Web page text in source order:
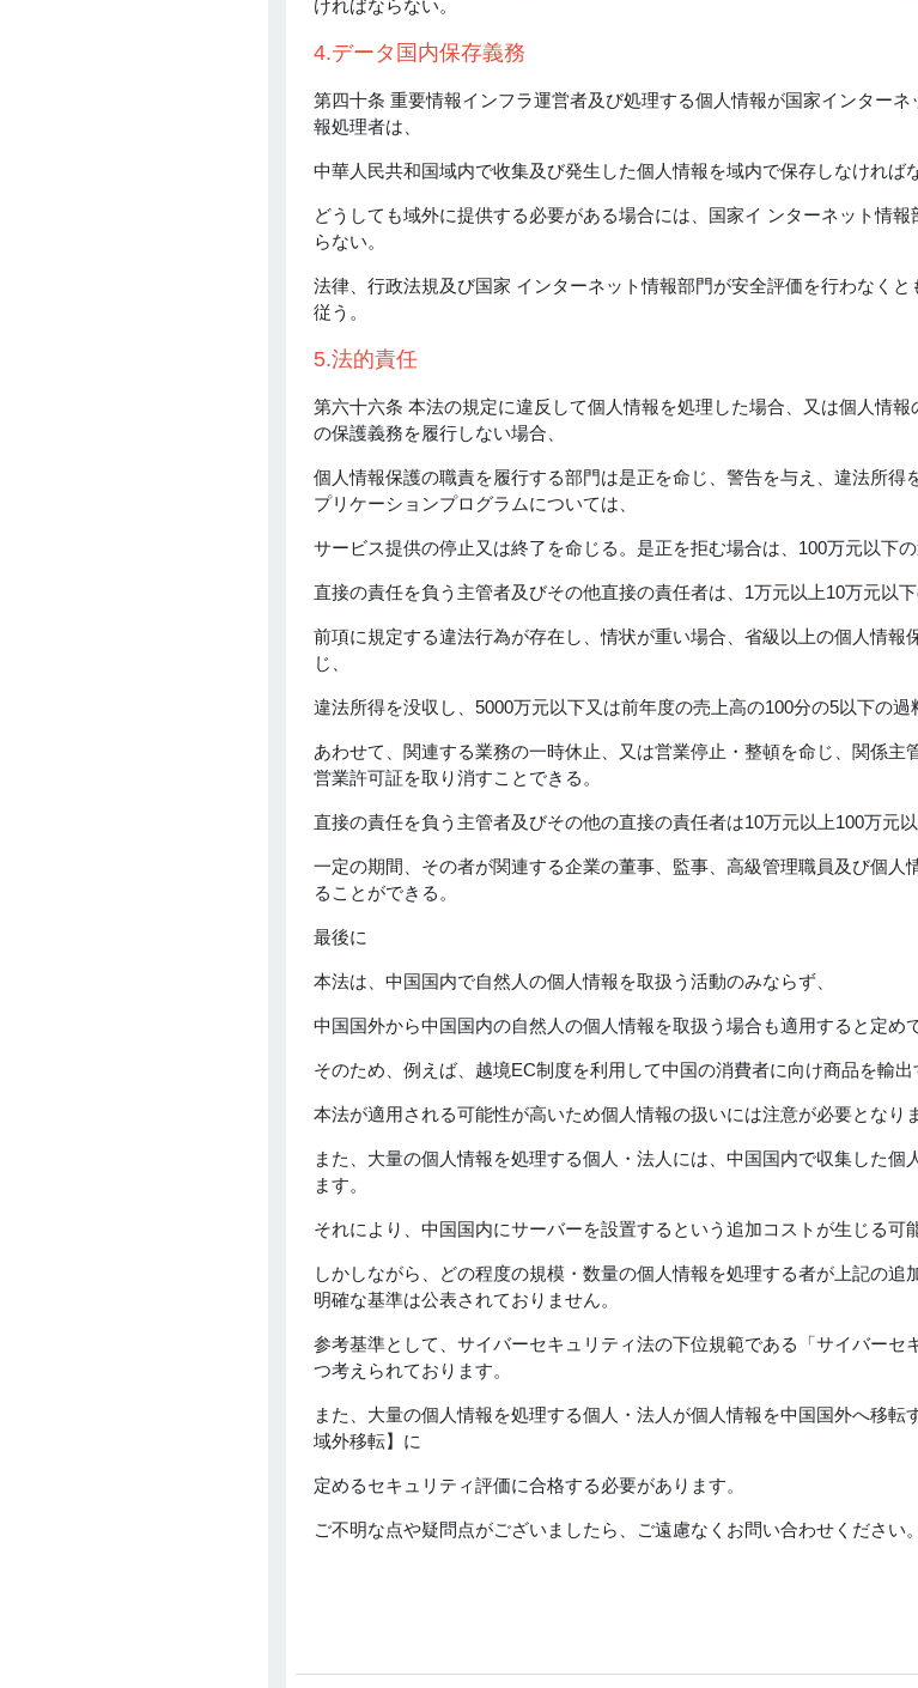
ければならない。
4.データ国内保存義務
第四十条 重要情報インフラ運営者及び処理する個人情報が国家インター
報処理者は、
中華人民共和国域内で收集及び発生した個人情報を域内で保存しなければ
どうしても域外に提供する必要がある場合には、国家イ ンターネット情
らない。
法律、行政法規及び国家 インターネット情報部門が安全評価を行わなく
従う。
5.法的責任
第六十六条 本法の規定に違反して個人情報を処理した場合、又は個人情
の保護義務を履行しない場合、
個人情報保護の職責を履行する部門は是正を命じ、警告を与え、違法所得
プリケーションプログラムについては、
サービス提供の停止又は終了を命じる。是正を拒む場合は、100万元以下の
直接の責任を負う主管者及びその他直接の責任者は、1万元以上10万元以下
前項に規定する違法行為が存在し、情状が重い場合、省級以上の個人情報
じ、
違法所得を没収し、5000万元以下又は前年度の売上高の100分の5以下の過
あわせて、関連する業務の一時休止、又は営業停止・整頓を命じ、関係主
営業許可証を取り消すことできる。
直接の責任を負う主管者及びその他の直接の責任者は10万元以上100万元
一定の期間、その者が関連する企業の董事、監事、高級管理職員及び個人
ることができる。
最後に
本法は、中国国内で自然人の個人情報を取扱う活動のみならず、
中国国外から中国国内の自然人の個人情報を取扱う場合も適用すると定め
そのため、例えば、越境EC制度を利用して中国の消費者に向け商品を輸出
本法が適用される可能性が高いため個人情報の扱いには注意が必要となりま
また、大量の個人情報を処理する個人・法人には、中国国内で収集した個
ます。
それにより、中国国内にサーバーを設置するという追加コストが生じる可
しかしながら、どの程度の規模・数量の個人情報を処理する者が上記の追
明確な基準は公表されておりません。
参考基準として、サイバーセキュリティ法の下位規範である「サイバーセ
つ考えられております。
また、大量の個人情報を処理する個人・法人が個人情報を中国国外へ移転
域外移転】に
定めるセキュリティ評価に合格する必要があります。
ご不明な点や疑問点がございましたら、ご遠慮なくお問い合わせください。